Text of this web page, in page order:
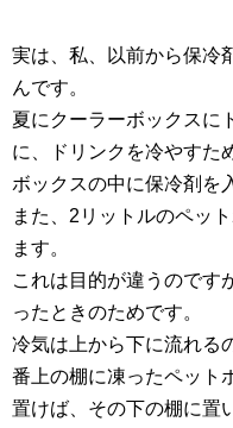
実は、私、以前から保冷
んです。
夏にクーラーボックスに
に、ドリンクを冷やすた
ボックスの中に保冷剤を
また、2リットルのペッ
ます。
これは目的が違うのです
ったときのためです。
冷気は上から下に流れる
番上の棚に凍ったペット
置けば、その下の棚に置